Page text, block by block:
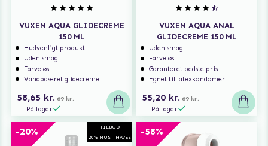
VUXEN AQUA GLIDECREME
150 ML
Hudvenligt produkt
Uden smag
Farveløs
Vandbaseret glidecreme
58,65 kr. 69 kr.
På lager
VUXEN AQUA ANAL
GLIDECREME 150 ML
Uden smag
Farveløs
Garanteret bedste pris
Egnet til latexkondomer
55,20 kr. 69 kr.
På lager
TILBUD
20% MUST-HAVES
-20% -58%